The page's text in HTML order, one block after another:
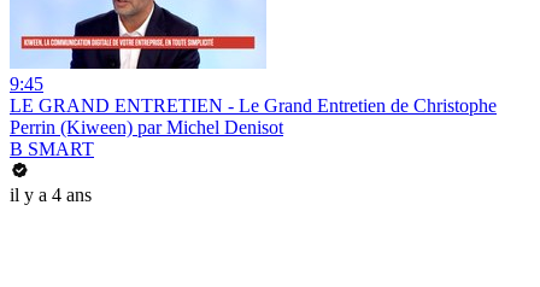
9:45
LE GRAND ENTRETIEN - Le Grand Entretien de Christophe
Perrin (Kiween) par Michel Denisot
B SMART
il y a 4 ans